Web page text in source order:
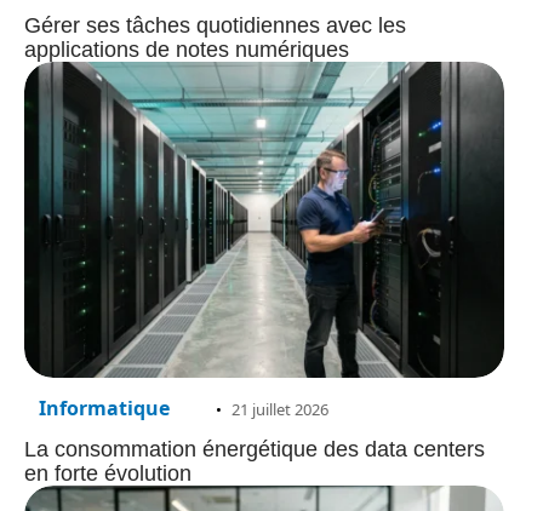
Gérer ses tâches quotidiennes avec les
applications de notes numériques
Informatique 21 juillet 2026
La consommation énergétique des data centers
en forte évolution